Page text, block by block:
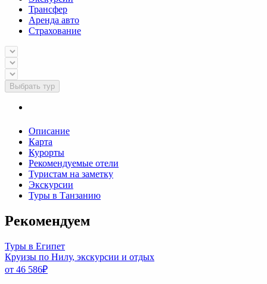
Трансфер
Аренда авто
Страхование
Выбрать тур
Описание
Карта
Курорты
Рекомендуемые отели
Туристам на заметку
Экскурсии
Туры в Танзанию
Рекомендуем
Туры в Египет
Круизы по Нилу, экскурсии и отдых
от 46 586₽